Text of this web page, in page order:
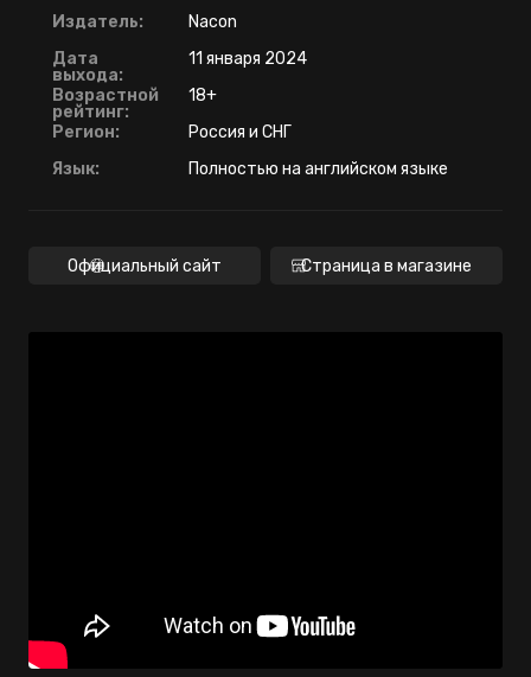
Издатель:
Nacon
Дата
выхода:
11 января 2024
Возрастной
рейтинг:
18+
Регион:
Россия и СНГ
Язык:
Полностью на английском языке
Официальный сайт Страница в магазине